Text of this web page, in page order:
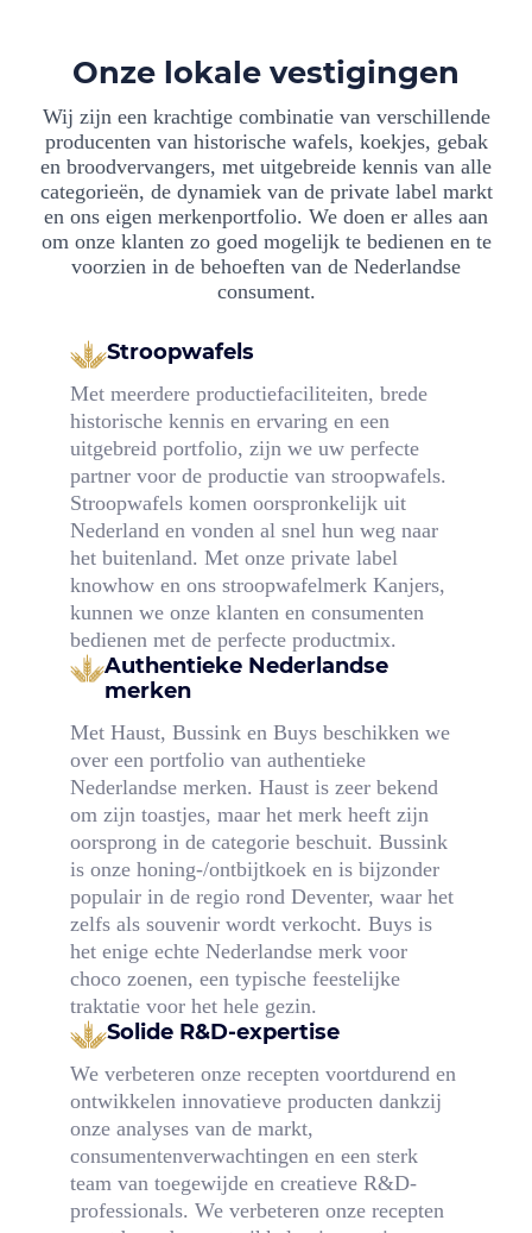
Onze lokale vestigingen
Wij zijn een krachtige combinatie van verschillende
producenten van historische wafels, koekjes, gebak
en broodvervangers, met uitgebreide kennis van alle
categorieën, de dynamiek van de private label markt
en ons eigen merkenportfolio. We doen er alles aan
om onze klanten zo goed mogelijk te bedienen en te
voorzien in de behoeften van de Nederlandse
consument.
Stroopwafels
Met meerdere productiefaciliteiten, brede
historische kennis en ervaring en een
uitgebreid portfolio, zijn we uw perfecte
partner voor de productie van stroopwafels.
Stroopwafels komen oorspronkelijk uit
Nederland en vonden al snel hun weg naar
het buitenland. Met onze private label
knowhow en ons stroopwafelmerk Kanjers,
kunnen we onze klanten en consumenten
bedienen met de perfecte productmix.
Authentieke Nederlandse
merken
Met Haust, Bussink en Buys beschikken we
over een portfolio van authentieke
Nederlandse merken. Haust is zeer bekend
om zijn toastjes, maar het merk heeft zijn
oorsprong in de categorie beschuit. Bussink
is onze honing-/ontbijtkoek en is bijzonder
populair in de regio rond Deventer, waar het
zelfs als souvenir wordt verkocht. Buys is
het enige echte Nederlandse merk voor
choco zoenen, een typische feestelijke
traktatie voor het hele gezin.
Solide R&D-expertise
We verbeteren onze recepten voortdurend en
ontwikkelen innovatieve producten dankzij
onze analyses van de markt,
consumentenverwachtingen en een sterk
team van toegewijde en creatieve R&D-
professionals. We verbeteren onze recepten